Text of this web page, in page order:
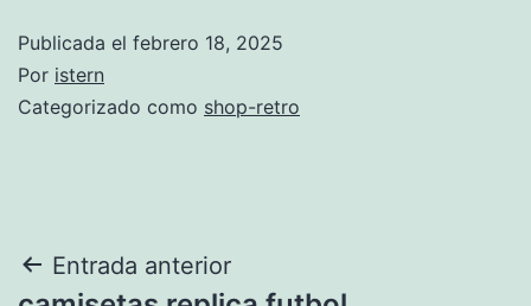
Publicada el febrero 18, 2025
Por istern
Categorizado como shop-retro
Navegación
Entrada anterior